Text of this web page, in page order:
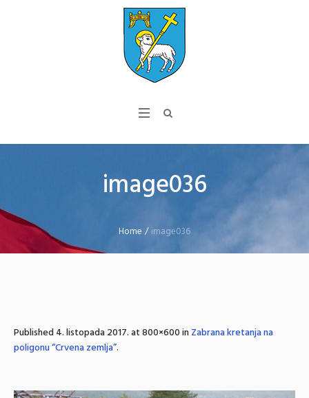
image036
Home /image036
Published4. listopada 2017.at 800×600 inZabrana kretanja na
poligonu “Crvena zemlja”.